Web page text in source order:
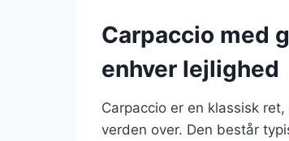
Carpaccio med
enhver lejlighed
Carpaccio er en klassisk
verden over. Den består